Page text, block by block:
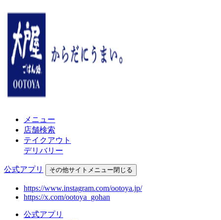
メニュー
店舗検索
テイクアウト
デリバリー
公式アプリ その他サイトメニュー閉じる
https://www.instagram.com/ootoya.jp/
https://x.com/ootoya_gohan
公式アプリ